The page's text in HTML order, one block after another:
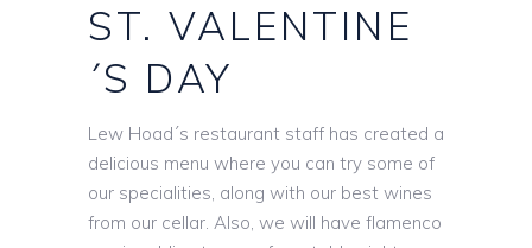
ST. VALENTINE
´S DAY
Lew Hoad´s restaurant staff has created a
delicious menu where you can try some of
our specialities, along with our best wines
from our cellar. Also, we will have flamenco